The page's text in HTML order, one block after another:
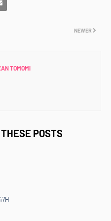
NEWER
TOMOMI
POSTS